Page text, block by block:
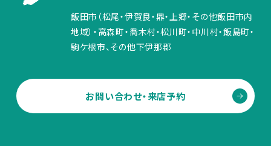
飯田市（松尾・伊賀良・鼎・上郷・その他飯田市内
地域）・高森町・喬木村・松川町・中川村・飯島町・
駒ケ根市、その他下伊那郡
お問い合わせ・来店予約